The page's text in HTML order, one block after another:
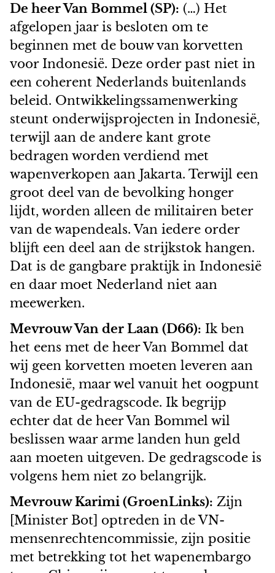
De heer Van Bommel (SP): (…) Het
afgelopen jaar is besloten om te
beginnen met de bouw van korvetten
voor Indonesië. Deze order past niet in
een coherent Nederlands buitenlands
beleid. Ontwikkelingssamenwerking
steunt onderwijsprojecten in Indonesië,
terwijl aan de andere kant grote
bedragen worden verdiend met
wapenverkopen aan Jakarta. Terwijl een
groot deel van de bevolking honger
lijdt, worden alleen de militairen beter
van de wapendeals. Van iedere order
blijft een deel aan de strijkstok hangen.
Dat is de gangbare praktijk in Indonesië
en daar moet Nederland niet aan
meewerken.
Mevrouw Van der Laan (D66): Ik ben
het eens met de heer Van Bommel dat
wij geen korvetten moeten leveren aan
Indonesië, maar wel vanuit het oogpunt
van de EU-gedragscode. Ik begrijp
echter dat de heer Van Bommel wil
beslissen waar arme landen hun geld
aan moeten uitgeven. De gedragscode is
volgens hem niet zo belangrijk.
Mevrouw Karimi (GroenLinks): Zijn
[Minister Bot] optreden in de VN-
mensenrechtencommissie, zijn positie
met betrekking tot het wapenembargo